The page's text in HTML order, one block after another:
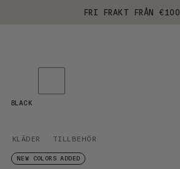
FRI FRAKT FRÅN €100
KLÄDER TILLBEHÖR
NEW COLORS ADDED
BLACK